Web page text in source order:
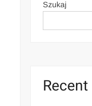
Szukaj